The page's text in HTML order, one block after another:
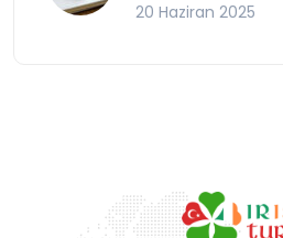
20 Haziran 2025